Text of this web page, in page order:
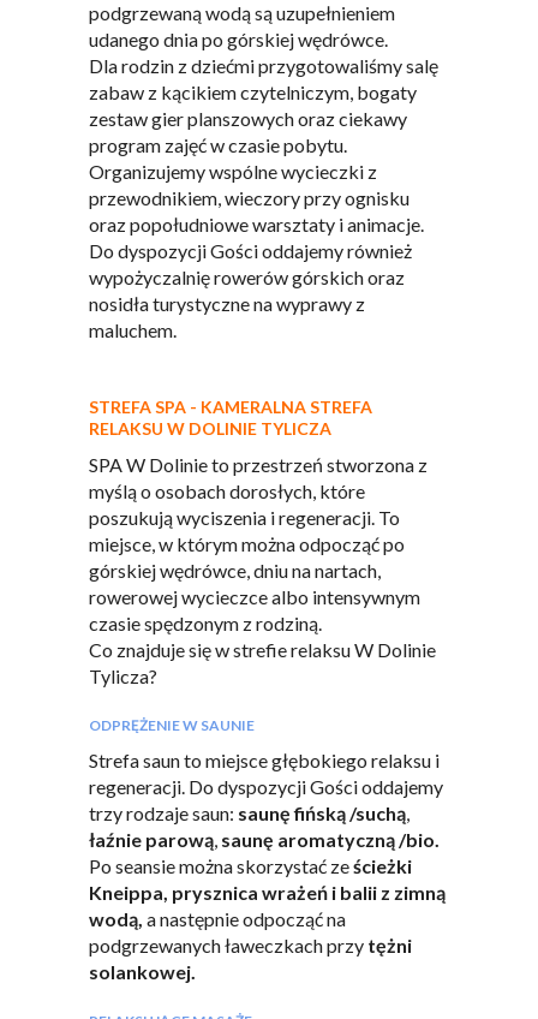
podgrzewaną wodą są uzupełnieniem
udanego dnia po górskiej wędrówce.
Dla rodzin z dziećmi przygotowaliśmy salę
zabaw z kącikiem czytelniczym, bogaty
zestaw gier planszowych oraz ciekawy
program zajęć w czasie pobytu.
Organizujemy wspólne wycieczki z
przewodnikiem, wieczory przy ognisku
oraz popołudniowe warsztaty i animacje.
Do dyspozycji Gości oddajemy również
wypożyczalnię rowerów górskich oraz
nosidła turystyczne na wyprawy z
maluchem.
STREFA SPA - KAMERALNA STREFA
RELAKSU W DOLINIE TYLICZA
SPA W Dolinie to przestrzeń stworzona z
myślą o osobach dorosłych, które
poszukują wyciszenia i regeneracji. To
miejsce, w którym można odpocząć po
górskiej wędrówce, dniu na nartach,
rowerowej wycieczce albo intensywnym
czasie spędzonym z rodziną.
Co znajduje się w strefie relaksu W Dolinie
Tylicza?
ODPRĘŻENIE W SAUNIE
Strefa saun to miejsce głębokiego relaksu i
regeneracji. Do dyspozycji Gości oddajemy
trzy rodzaje saun: saunę fińską /suchą,
łaźnie parową, saunę aromatyczną /bio.
Po seansie można skorzystać ześcieżki
Kneippa, prysznica wrażeń i balii z zimną
wodą, a następnie odpocząć na
podgrzewanych ławeczkach przy tężni
solankowej.